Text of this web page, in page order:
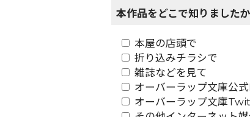
本作品をどこで知りました
本屋の店頭で
折り込みチラシで
雑誌などを見て
オーバーラップ文庫公
オーバーラップ文庫